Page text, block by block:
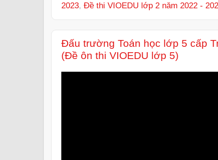
2023, Đề thi VIOEDU lớp 2 năm 2022 -
Đấu trường Toán học lớp 5 cấp
(Đề ôn thi VIOEDU lớp 5)